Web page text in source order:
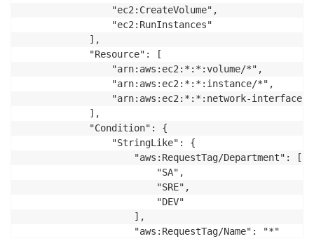
                "ec2:CreateVolume",
                "ec2:RunInstances"
            ],
            "Resource": [
                "arn:aws:ec2:*:*:volume/*",
                "arn:aws:ec2:*:*:instance/*",
"arn:aws:ec2:*:*:network-interface/
            ],
            "Condition": {
                "StringLike": {
                    "aws:RequestTag/Department": [
                        "SA",
                        "SRE",
                        "DEV"
                    ],
                    "aws:RequestTag/Name": "*"